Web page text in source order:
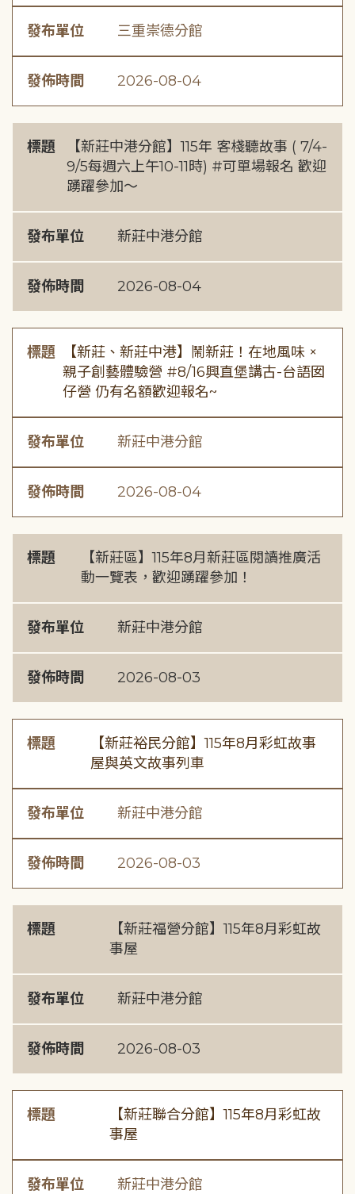
發布單位 三重崇德分館
發佈時間 2026-08-04
標題
【新莊中港分館】115年 客棧聽故事 ( 7/4-
9/5每週六上午10-11時) #可單場報名 歡迎
踴躍參加～
發布單位 新莊中港分館
發佈時間 2026-08-04
標題
【新莊、新莊中港】鬧新莊！在地風味 ×
親子創藝體驗營 #8/16興直堡講古-台語囡
仔營 仍有名額歡迎報名~
發布單位 新莊中港分館
發佈時間 2026-08-04
標題
【新莊區】115年8月新莊區閱讀推廣活
動一覽表，歡迎踴躍參加！
發布單位 新莊中港分館
發佈時間 2026-08-03
標題
【新莊裕民分館】115年8月彩虹故事
屋與英文故事列車
發布單位 新莊中港分館
發佈時間 2026-08-03
標題
【新莊福營分館】115年8月彩虹故
事屋
發布單位 新莊中港分館
發佈時間 2026-08-03
標題
【新莊聯合分館】115年8月彩虹故
事屋
發布單位 新莊中港分館